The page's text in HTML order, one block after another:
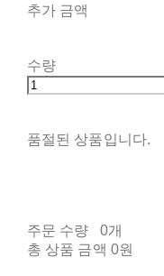
추가 금액
수량
품절된 상품입니다.
주문 수량
0개
총 상품 금액 0원